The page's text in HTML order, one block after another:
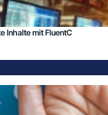
Inhalte mit FluentC